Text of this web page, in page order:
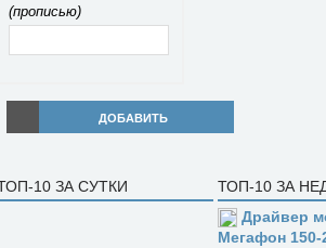
(прописью)
ДОБАВИТЬ
10 ЗА СУТКИ
ТОП-10 ЗА
Драйвер
Мегафон 150-